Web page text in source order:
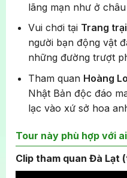
lãng mạn như ở
Vui chơi tại Trang
người bạn động vật
những đường trượt
Tham quan Hoàng
Nhật Bản độc đáo
lạc vào xứ sở hoa
Tour này phù hợp với
Gia đình có trẻ em
tham quan nhiều địa
Clip tham quan Đà Lạt